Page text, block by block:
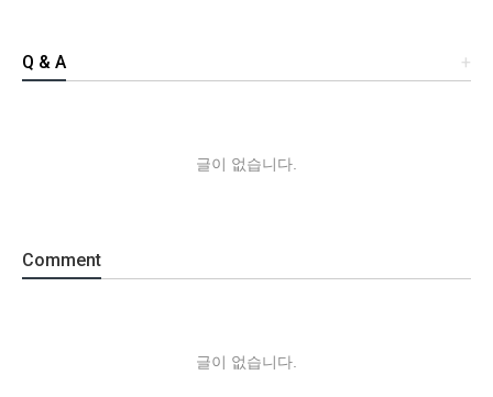
+
Q & A
글이 없습니다.
Comment
글이 없습니다.